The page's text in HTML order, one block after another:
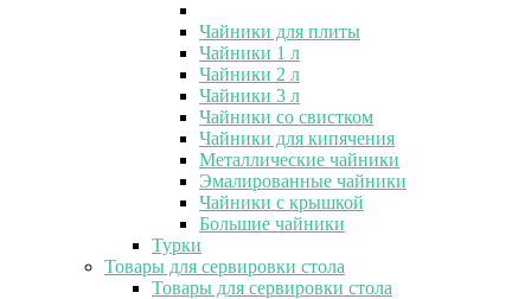
Чайники для плиты
Чайники 1 л
Чайники 2 л
Чайники 3 л
Чайники со свистком
Чайники для кипячения
Металлические чайники
Эмалированные чайники
Чайники с крышкой
Большие чайники
Турки
Товары для сервировки стола
Товары для сервировки стола